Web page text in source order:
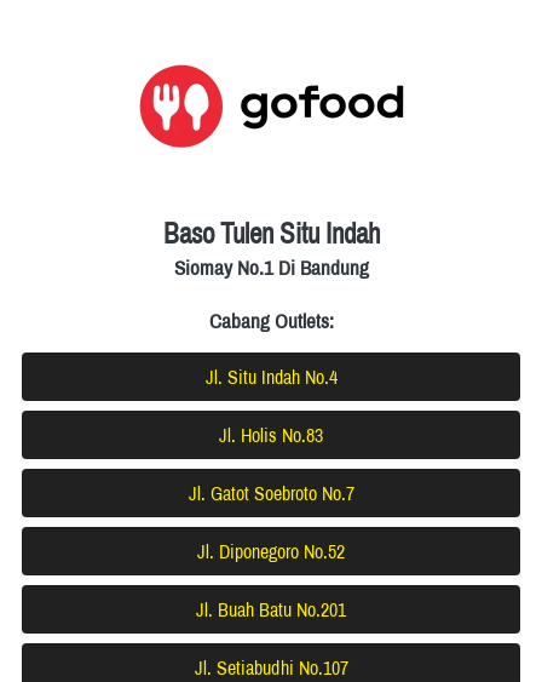
Baso Tulen Situ Indah
Siomay No.1 Di Bandung
Cabang Outlets:
`
Jl. Situ Indah No.4
`
Jl. Holis No.83
`
Jl. Gatot Soebroto No.7
`
Jl. Diponegoro No.52
`
Jl. Buah Batu No.201
`
Jl. Setiabudhi No.107